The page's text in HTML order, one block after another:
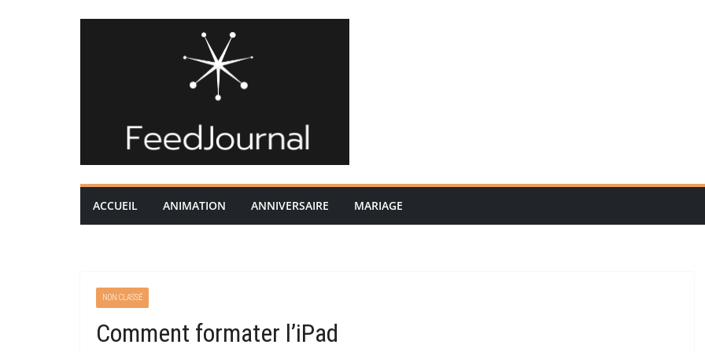
ACCUEIL ANIMATION ANNIVERSAIRE MARIAGE
NON CLASSÉ
Comment formater l’iPad